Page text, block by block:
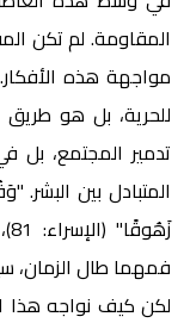
المقاومة. لم تكن
مواجهة هذه
للحرية، بل هو طريق
تدمير المجتمع، بل
المتبادل بين
فمهما طال الزمان،
لكن كيف نواجه هذا